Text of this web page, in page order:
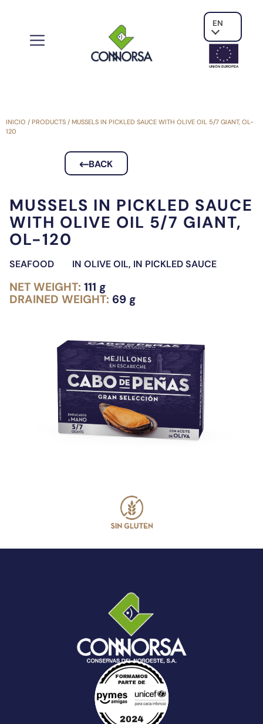
EN
UNIÓN EUROPEA
INICIO / PRODUCTS / MUSSELS IN PICKLED SAUCE WITH OLIVE OIL 5/7 GIANT, OL-
120
BACK
MUSSELS IN PICKLED SAUCE
WITH OLIVE OIL 5/7 GIANT,
OL-120
SEAFOOD IN OLIVE OIL, IN PICKLED SAUCE
NET WEIGHT: 111 g
DRAINED WEIGHT: 69 g